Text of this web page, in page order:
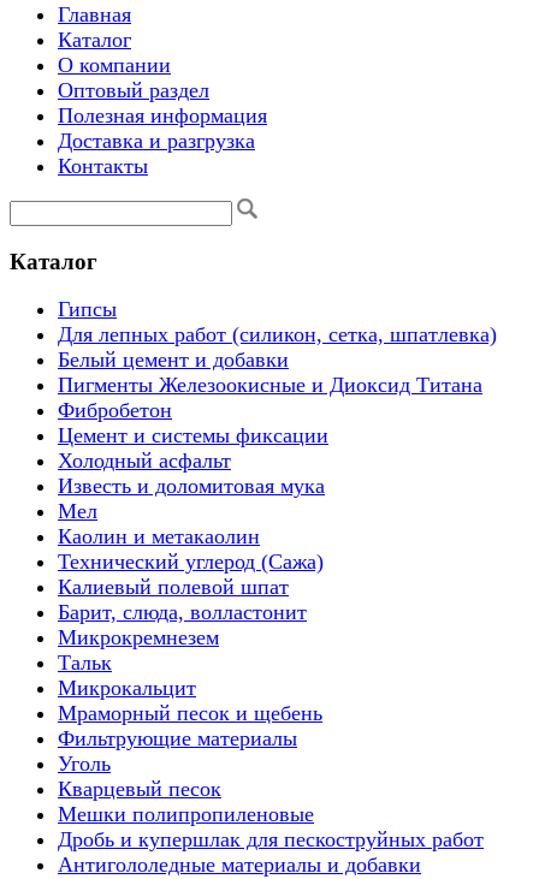
Главная
Каталог
О компании
Оптовый раздел
Полезная информация
Доставка и разгрузка
Контакты
Каталог
Гипсы
Для лепных работ (силикон, сетка, шпатлевка)
Белый цемент и добавки
Пигменты Железоокисные и Диоксид Титана
Фибробетон
Цемент и системы фиксации
Холодный асфальт
Известь и доломитовая мука
Мел
Каолин и метакаолин
Технический углерод (Сажа)
Калиевый полевой шпат
Барит, слюда, волластонит
Микрокремнезем
Тальк
Микрокальцит
Мраморный песок и щебень
Фильтрующие материалы
Уголь
Кварцевый песок
Мешки полипропиленовые
Дробь и купершлак для пескоструйных работ
Антигололедные материалы и добавки